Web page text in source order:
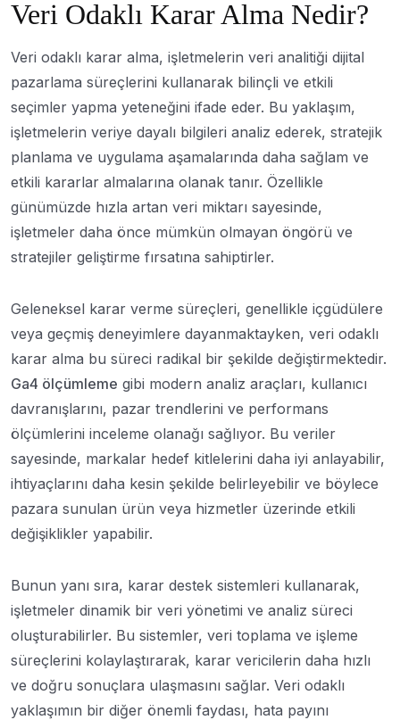
Veri Odaklı Karar Alma Nedir?
Veri odaklı karar alma, işletmelerin veri analitiği dijital
pazarlama süreçlerini kullanarak bilinçli ve etkili
seçimler yapma yeteneğini ifade eder. Bu yaklaşım,
işletmelerin veriye dayalı bilgileri analiz ederek, stratejik
planlama ve uygulama aşamalarında daha sağlam ve
etkili kararlar almalarına olanak tanır. Özellikle
günümüzde hızla artan veri miktarı sayesinde,
işletmeler daha önce mümkün olmayan öngörü ve
stratejiler geliştirme fırsatına sahiptirler.
Geleneksel karar verme süreçleri, genellikle içgüdülere
veya geçmiş deneyimlere dayanmaktayken, veri odaklı
karar alma bu süreci radikal bir şekilde değiştirmektedir.
Ga4 ölçümleme gibi modern analiz araçları, kullanıcı
davranışlarını, pazar trendlerini ve performans
ölçümlerini inceleme olanağı sağlıyor. Bu veriler
sayesinde, markalar hedef kitlelerini daha iyi anlayabilir,
ihtiyaçlarını daha kesin şekilde belirleyebilir ve böylece
pazara sunulan ürün veya hizmetler üzerinde etkili
değişiklikler yapabilir.
Bunun yanı sıra, karar destek sistemleri kullanarak,
işletmeler dinamik bir veri yönetimi ve analiz süreci
oluşturabilirler. Bu sistemler, veri toplama ve işleme
süreçlerini kolaylaştırarak, karar vericilerin daha hızlı
ve doğru sonuçlara ulaşmasını sağlar. Veri odaklı
yaklaşımın bir diğer önemli faydası, hata payını